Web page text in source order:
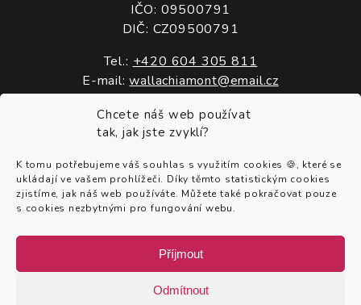
Chcete náš web používat
tak, jak jste zvyklí?
K tomu potřebujeme váš souhlas s využitím cookies 🍪, které se
ukládají ve vašem prohlížeči. Díky těmto statistickým cookies
zjistíme, jak náš web používáte. Můžete také pokračovat pouze
s cookies nezbytnými pro fungování webu.
Příjmout
Odmítnout
IČO: 09500791
DIČ: CZ09500791
Tel.: +420 604 305 811
E-mail:wallachiamont@email.cz
Služby
Kontakty
Ochrana osobních údajů
Cookies